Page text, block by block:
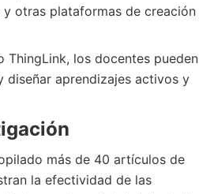
otras plataformas de creación
ThingLink, los docentes pueden
diseñar aprendizajes activos y
más de 40 artículos de
la efectividad de las